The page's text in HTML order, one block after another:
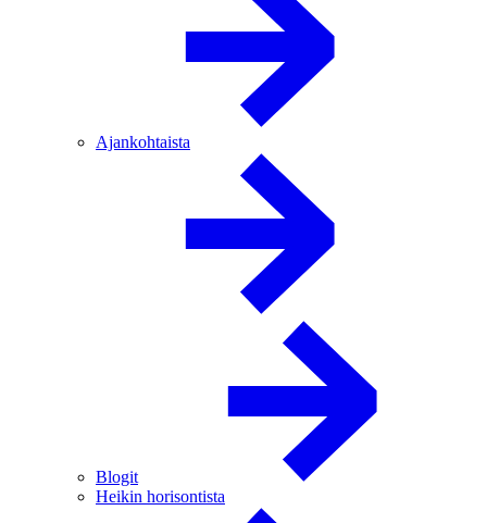
Ajankohtaista
Blogit
Heikin horisontista